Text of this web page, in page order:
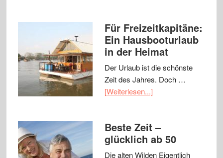
Für Freizeitkapitäne:
Ein Hausbooturlaub
in der Heimat
Der Urlaub ist die schönste
Zeit des Jahres. Doch …
[Weiterlesen...]
Beste Zeit –
glücklich ab 50
Die alten Wilden Eigentlich